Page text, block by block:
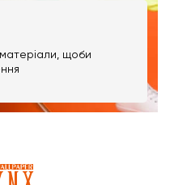
матеріали, щоби